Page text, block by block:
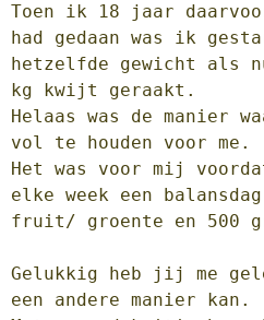
Toen ik 18 jaar
had gedaan was ik
hetzelfde gewicht als
kg kwijt geraakt.
Helaas was de manier
vol te houden voor me.
Het was voor mij
elke week een
fruit/ groente en 500
Gelukkig heb jij me
een andere manier kan.